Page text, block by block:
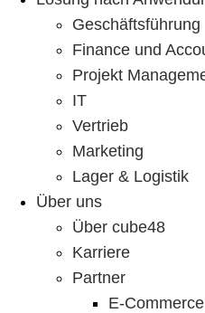
Geschäftsführung
Finance und
Projekt
IT
Vertrieb
Marketing
Lager & Logistik
Über uns
Über cube48
Karriere
Partner
E-